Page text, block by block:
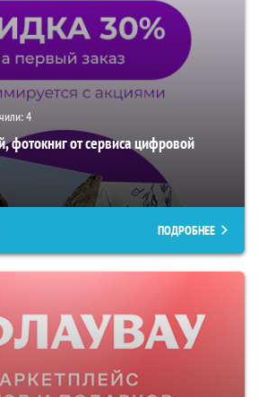
4
фотокниг от сервиса цифровой
ПОДРОБНЕЕ